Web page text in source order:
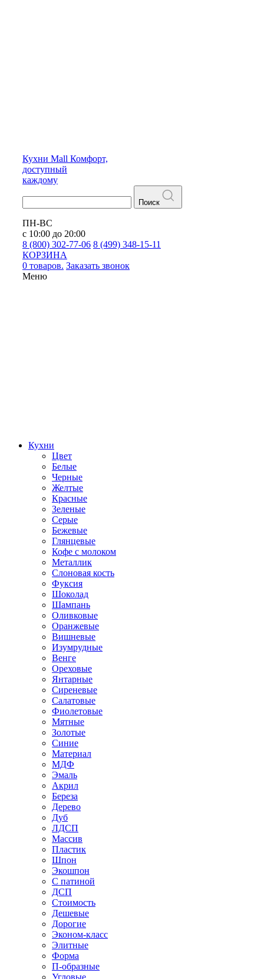
Кухни Mall Комфорт,
доступный
каждому
Поиск
ПН-ВС
с 10:00 до 20:00
8 (800) 302-77-06 8 (499) 348-15-11
КОРЗИНА
0 товаров. Заказать звонок
Меню
Кухни
Цвет
Белые
Черные
Желтые
Красные
Зеленые
Серые
Бежевые
Глянцевые
Кофе с молоком
Металлик
Слоновая кость
Фуксия
Шоколад
Шампань
Оливковые
Оранжевые
Вишневые
Изумрудные
Венге
Ореховые
Янтарные
Сиреневые
Салатовые
Фиолетовые
Мятные
Золотые
Синие
Материал
МДФ
Эмаль
Акрил
Береза
Дерево
Дуб
ЛДСП
Массив
Пластик
Шпон
Экошпон
С патиной
ДСП
Стоимость
Дешевые
Дорогие
Эконом-класс
Элитные
Форма
П-образные
Угловые